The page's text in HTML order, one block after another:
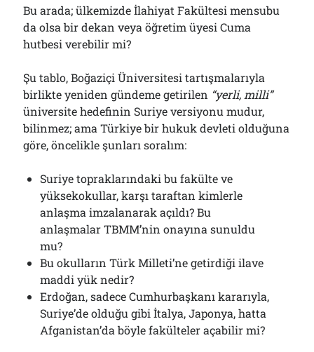
Bu arada; ülkemizde İlahiyat Fakültesi mensubu
da olsa bir dekan veya öğretim üyesi Cuma
hutbesi verebilir mi?
Şu tablo, Boğaziçi Üniversitesi tartışmalarıyla
birlikte yeniden gündeme getirilen “yerli, milli”
üniversite hedefinin Suriye versiyonu mudur,
bilinmez; ama Türkiye bir hukuk devleti olduğuna
göre, öncelikle şunları soralım:
Suriye topraklarındaki bu fakülte ve
yüksekokullar, karşı taraftan kimlerle
anlaşma imzalanarak açıldı? Bu
anlaşmalar TBMM’nin onayına sunuldu
mu?
Bu okulların Türk Milleti’ne getirdiği ilave
maddi yük nedir?
Erdoğan, sadece Cumhurbaşkanı kararıyla,
Suriye’de olduğu gibi İtalya, Japonya, hatta
Afganistan’da böyle fakülteler açabilir mi?